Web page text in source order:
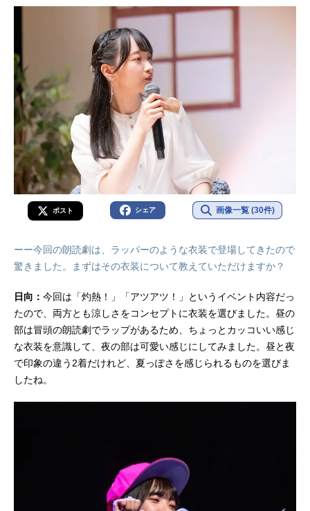
ポスト シェア 画像一覧 (30件)
ーー今回の朗読劇は、ラッパーのような衣装で登場してきたので
驚きました。まずはその衣装について教えていただけますか？
日向： 今回は「灼熱！」「アツアツ！」というイベント内容だっ
たので、両方とも涼しさをコンセプトに衣装を選びました。昼の
部は冒頭の朗読劇でラップがあるため、ちょっとカッコいい感じ
な衣装を意識して、夜の部は可愛い感じにしてみました。昼と夜
で印象の違う2着だけれど、夏っぽさを感じられるものを選びま
したね。